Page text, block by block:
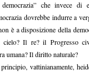
che invece di
dovrebbe indurre a
è a disposizione della
cielo? Il re? il Progresso
umana? Il diritto naturale?
vattinianamente,